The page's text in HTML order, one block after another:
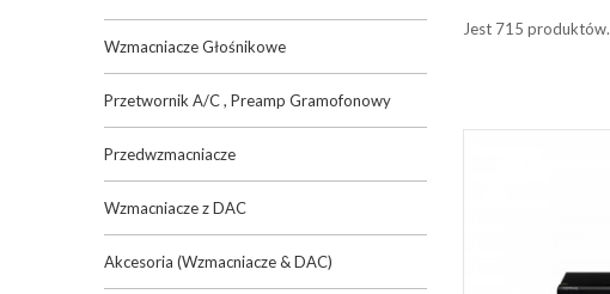
Wzmacniacze Głośnikowe
Przetwornik A/C , Preamp Gramofonowy
Przedwzmacniacze
Wzmacniacze z DAC
Akcesoria (Wzmacniacze & DAC)
Jest 715 produktów.